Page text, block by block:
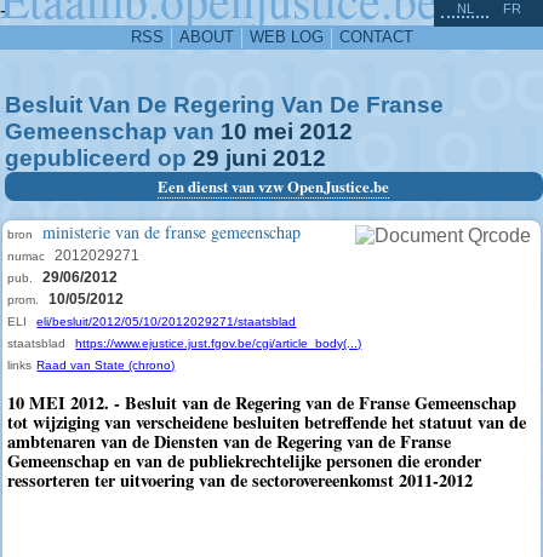
-
RSS ABOUT WEB LOG CONTACT
NL FR
Besluit Van De Regering Van De Franse
Gemeenschap van 10 mei 2012
gepubliceerd op 29 juni 2012
Een dienst van vzw OpenJustice.be
bron ministerie van de franse gemeenschap
numac 2012029271
pub. 29/06/2012
prom. 10/05/2012
ELI
eli/besluit/2012/05/10/2012029271/staatsblad
staatsblad
https://www.ejustice.just.fgov.be/cgi/article_body(...)
links Raad van State (chrono)
10 MEI 2012. - Besluit van de Regering van de Franse Gemeenschap
tot wijziging van verscheidene besluiten betreffende het statuut van de
ambtenaren van de Diensten van de Regering van de Franse
Gemeenschap en van de publiekrechtelijke personen die eronder
ressorteren ter uitvoering van de sectorovereenkomst 2011-2012
^